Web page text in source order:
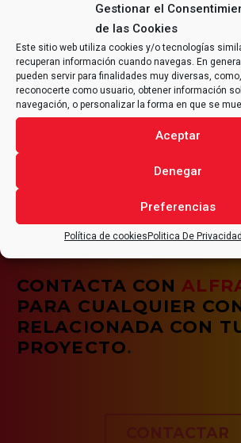
Gestionar el
de las Cookies
Este sitio web utiliza cookies y/o tecnologías
recuperan información cuando navegas. En
pueden servir para finalidades muy diversas,
reconocerte como usuario, obtener información
navegación, o personalizar la forma en que se
Aceptar
Denegar
Preferencias
Política de cookies Politica De Privacidad
SEGURIDAD Y
realicen en óptimas condiciones de
calidad de nuestros servicios y
CONTACTA CON
PARA CUALQUIER
RELACIONADA CON
PROYECTO.
CONTACTAR